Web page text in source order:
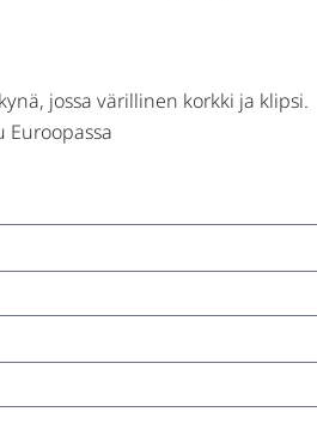
jossa värillinen korkki ja klipsi.
Euroopassa